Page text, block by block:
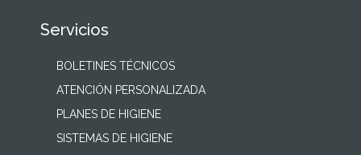
Servicios
BOLETINES TÉCNICOS
ATENCIÓN PERSONALIZADA
PLANES DE HIGIENE
SISTEMAS DE HIGIENE